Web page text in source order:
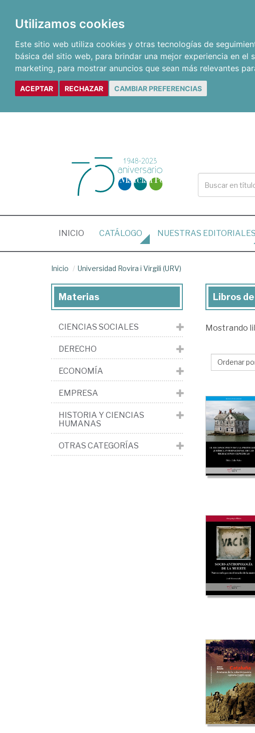
Utilizamos cookies
Este sitio web utiliza cookies y otras tecnologías de
básica del sitio web, para brindar una mejor experiencia en el
marketing, para mostrar anuncios que sean más relevantes
ACEPTAR RECHAZAR CAMBIAR PREFERENCIAS
INICIO (CURRENT)
CATÁLOGO NUESTRAS EDITORIALES
Inicio Universidad Rovira i Virgili (URV)
Libros
la
i
Virgili
(URV)
Libros
Mostrando
Materias
CIENCIAS SOCIALES
DERECHO
ECONOMÍA
EMPRESA
HISTORIA Y CIENCIAS
HUMANAS
OTRAS CATEGORÍAS